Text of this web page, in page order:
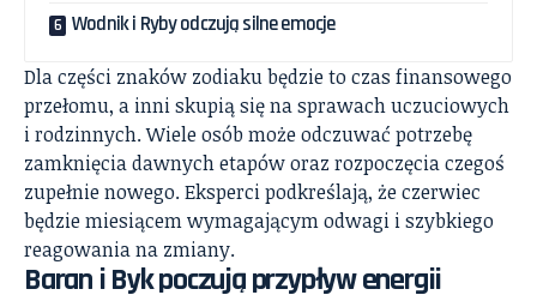
Wodnik i Ryby odczują silne emocje
Dla części znaków zodiaku będzie to czas finansowego
przełomu, a inni skupią się na sprawach uczuciowych
i rodzinnych. Wiele osób może odczuwać potrzebę
zamknięcia dawnych etapów oraz rozpoczęcia czegoś
zupełnie nowego. Eksperci podkreślają, że czerwiec
będzie miesiącem wymagającym odwagi i szybkiego
reagowania na zmiany.
Baran i Byk poczują przypływ energii